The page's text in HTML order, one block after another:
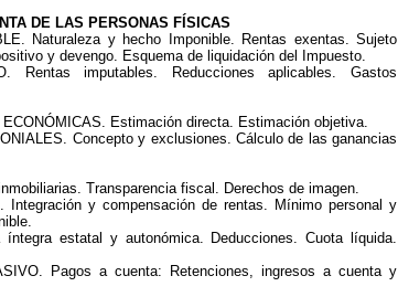
DE LAS PERSONAS FÍSICAS
Naturaleza y hecho Imponible. Rentas exentas. Sujeto
y devengo. Esquema de liquidación del Impuesto.
Rentas imputables. Reducciones aplicables. Gastos
Estimación directa. Estimación objetiva.
Concepto y exclusiones. Cálculo de las ganancias
Transparencia fiscal. Derechos de imagen.
Integración y compensación de rentas. Mínimo personal y
estatal y autonómica. Deducciones. Cuota líquida.
Pagos a cuenta: Retenciones, ingresos a cuenta y